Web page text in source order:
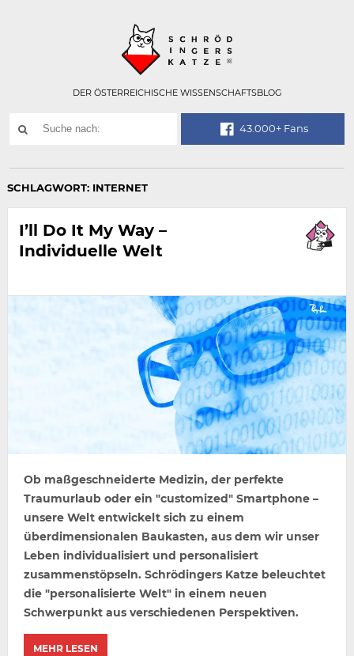
DER ÖSTERREICHISCHE WISSENSCHAFTSBLOG
SUCHE
43.000+ Fans
SCHLAGWORT: INTERNET
I’ll Do It My Way –
Individuelle Welt
Ob maßgeschneiderte Medizin, der perfekte
Traumurlaub oder ein "customized" Smartphone –
unsere Welt entwickelt sich zu einem
überdimensionalen Baukasten, aus dem wir unser
Leben individualisiert und personalisiert
zusammenstöpseln. Schrödingers Katze beleuchtet
die "personalisierte Welt" in einem neuen
Schwerpunkt aus verschiedenen Perspektiven.
MEHR LESEN